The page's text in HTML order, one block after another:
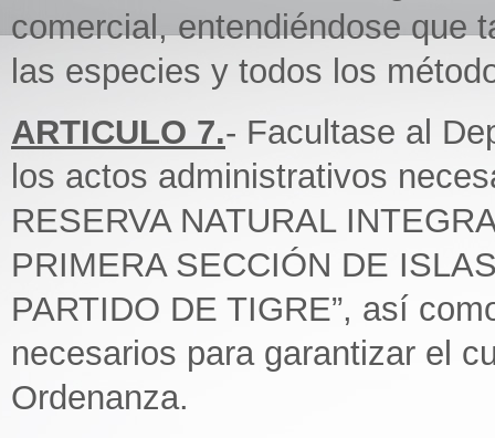
comercial, entendiéndose que
las especies y todos los
ARTICULO 7.- Facultase al
los actos administrativos
RESERVA NATURAL
PRIMERA SECCIÓN DE
PARTIDO DE TIGRE”, así
necesarios para garantizar el
Ordenanza.